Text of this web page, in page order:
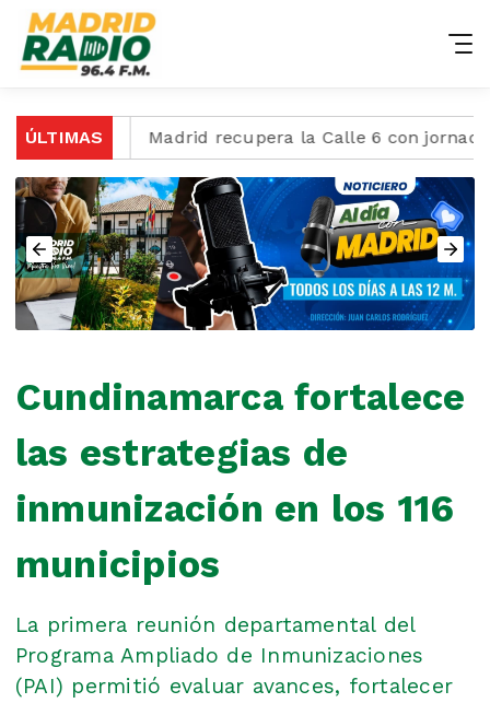
ÚLTIMAS
años Madrid recupera la Calle 6 con jornada
Cundinamarca fortalece
las estrategias de
inmunización en los 116
municipios
La primera reunión departamental del
Programa Ampliado de Inmunizaciones
(PAI) permitió evaluar avances, fortalecer